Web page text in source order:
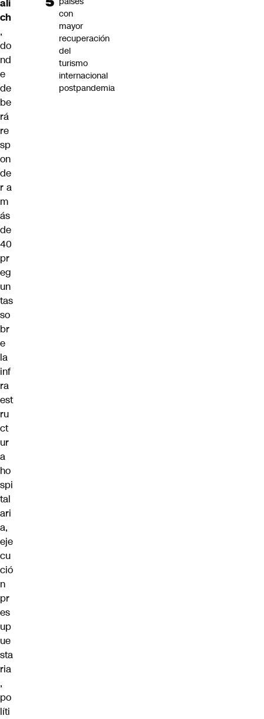
ali
ch
,
do
nd
e
de
be
rá
re
sp
on
de
r a
m
ás
de
40
pr
eg
un
tas
so
br
e
la
inf
ra
est
ru
ct
ur
a
ho
spi
tal
ari
a,
eje
cu
ció
n
pr
es
up
ue
sta
ria
,
po
líti
con
mayor
recuperación
del
turismo
internacional
postpandemia